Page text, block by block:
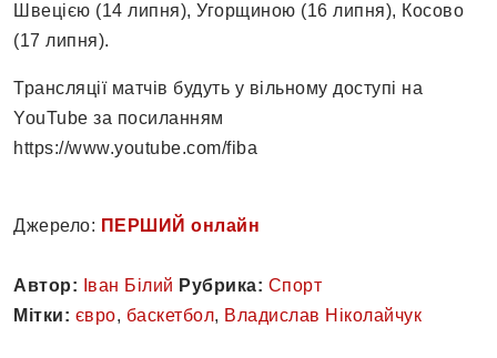
Швецією (14 липня), Угорщиною (16 липня), Косово
(17 липня).
Трансляції матчів будуть у вільному доступі на
YouTube за посиланням
https://www.youtube.com/fiba
Джерело: ПЕРШИЙ онлайн
Автор: Іван Білий Рубрика: Спорт
Мітки: євро, баскетбол, Владислав Ніколайчук